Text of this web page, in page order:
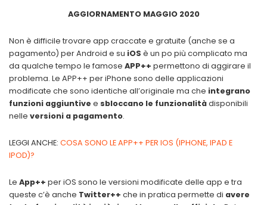
AGGIORNAMENTO MAGGIO 2020
Non è difficile trovare app craccate e gratuite (anche se a
pagamento) per Android e su iOS è un po più complicato ma
da qualche tempo le famose APP++ permettono di aggirare il
problema. Le APP++ per iPhone sono delle applicazioni
modificate che sono identiche all’originale ma che integrano
funzioni aggiuntive e sbloccano le funzionalitàdisponibili
nelle versioni a pagamento.
LEGGI ANCHE: COSA SONO LE APP++ PER IOS (IPHONE, IPAD E
IPOD)?
Le App++ per iOS sono le versioni modificate delle app e tra
queste c’è anche Twitter++ che in pratica permette di avere